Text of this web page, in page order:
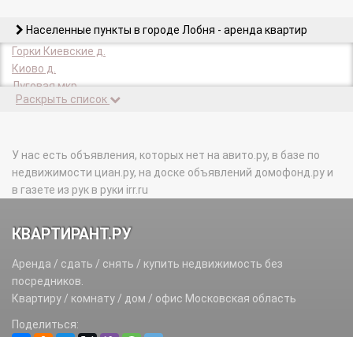
Населенные пункты в городе Лобня - аренда квартир
Горки Киевские д.
Киово д.
Луговая мкр.
Нестериха д.
Раскрыть список
У нас есть объявления, которых нет на авито.ру, в базе по
недвижимости циан.ру, на доске объявлений домофонд.ру и
в газете из рук в руки irr.ru
КВАРТИРАНТ.РУ
Аренда / сдать / снять / купить недвижимость без
посредников.
Квартиру / комнату / дом / офис Московская область
Поделиться: